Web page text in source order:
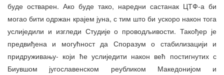
буде остварен. Ако буде тако, наредни састанак ЦТФ-а би
могао бити одржан крајем јуна, с тим што би ускоро након тога
услиједили и изгледи Студије о проводљивости. Такођер је
предвиђена и могућност да Споразум о стабилизацији и
придруживању- који ће услиједити након већ постигнутих с
Биувшом југославенском реубликом Македонијом и